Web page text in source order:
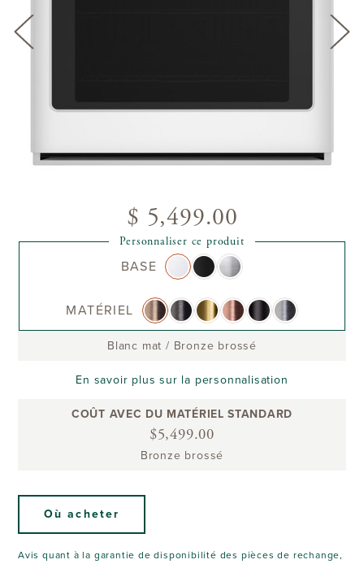
$ 5,499.00
Personnaliser ce produit
BASE
MATÉRIEL
Blanc mat / Bronze brossé
En savoir plus sur la personnalisation
COÛT AVEC DU MATÉRIEL STANDARD
$5,499.00
Bronze brossé
Où acheter
Avis quant à la garantie de disponibilité des pièces de rechange,